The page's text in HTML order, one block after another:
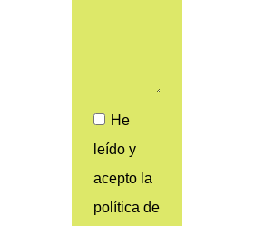
He
leído y
acepto la
política de